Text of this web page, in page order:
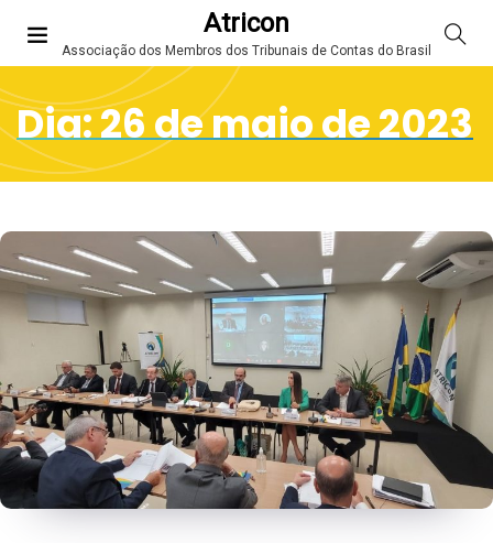
Atricon
Associação dos Membros dos Tribunais de Contas do Brasil
Dia:26 de maio de 2023